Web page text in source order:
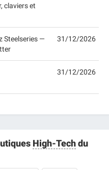
claviers et
Steelseries —
31/12/2026
31/12/2026
High-Techdu